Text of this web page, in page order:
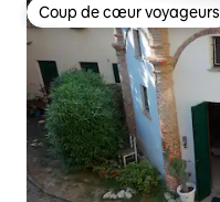
Coup de cœur voyageurs
Coup de cœur voyageurs